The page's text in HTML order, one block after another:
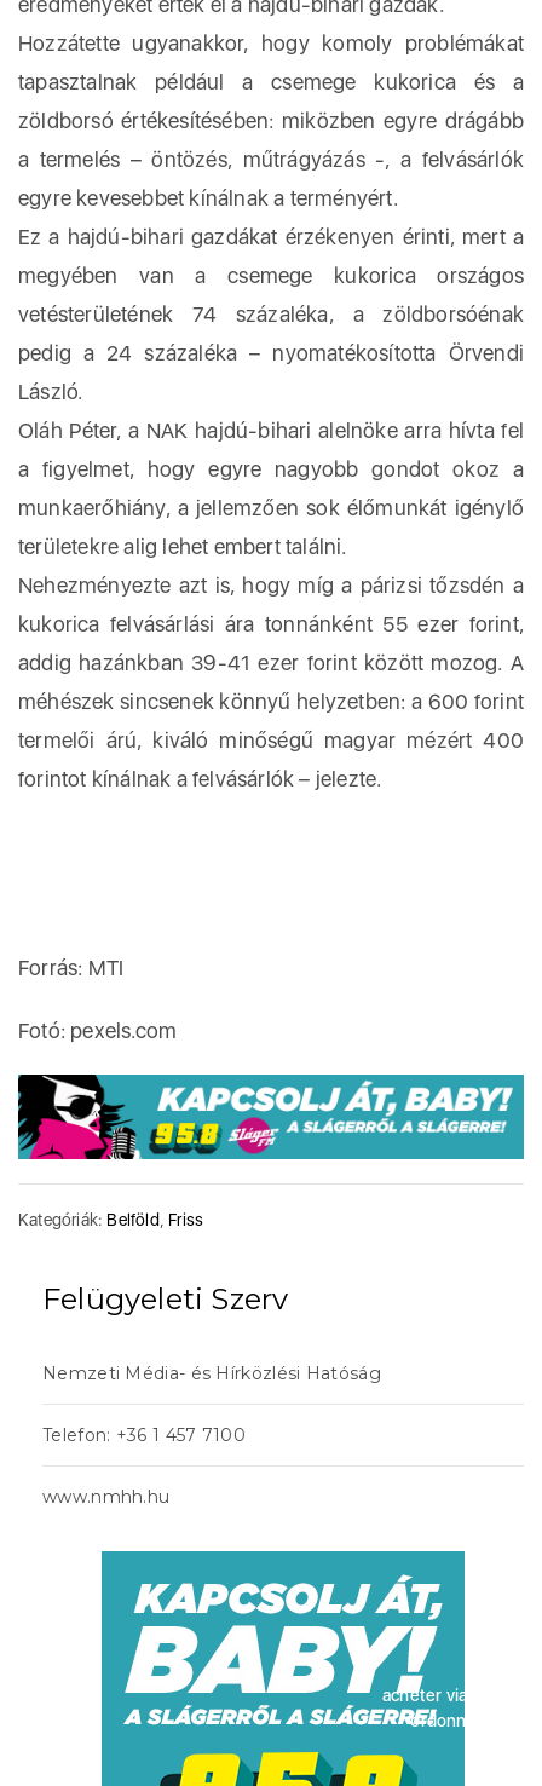
Hozzátette ugyanakkor, hogy komoly problémákat
tapasztalnak például a csemege kukorica és a
zöldborsó értékesítésében: miközben egyre drágább
a termelés – öntözés, műtrágyázás -, a felvásárlók
egyre kevesebbet kínálnak a terményért.
Ez a hajdú-bihari gazdákat érzékenyen érinti, mert a
megyében van a csemege kukorica országos
vetésterületének 74 százaléka, a zöldborsóénak
pedig a 24 százaléka – nyomatékosította Örvendi
László.
Oláh Péter, a NAK hajdú-bihari alelnöke arra hívta fel
a figyelmet, hogy egyre nagyobb gondot okoz a
munkaerőhiány, a jellemzően sok élőmunkát igénylő
területekre alig lehet embert találni.
Nehezményezte azt is, hogy míg a párizsi tőzsdén a
kukorica felvásárlási ára tonnánként 55 ezer forint,
addig hazánkban 39-41 ezer forint között mozog. A
méhészek sincsenek könnyű helyzetben: a 600 forint
termelői árú, kiváló minőségű magyar mézért 400
forintot kínálnak a felvásárlók – jelezte.
Forrás: MTI
Fotó: pexels.com
Kategóriák: Belföld Friss
Felügyeleti Szerv
Nemzeti Média- és Hírközlési Hatóság
Telefon: +36 1 457 7100
www.nmhh.hu
acheter viagra sans
ordonnance